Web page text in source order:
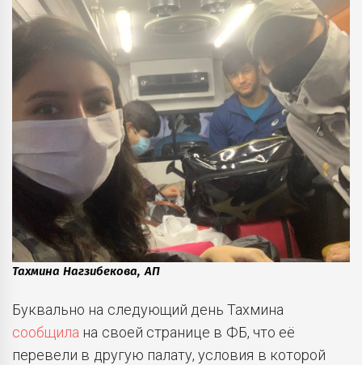
Тахмина Нагзибекова, АП
Буквально на следующий день Тахмина
сообщила на своей странице в ФБ, что её
перевели в другую палату, условия в которой